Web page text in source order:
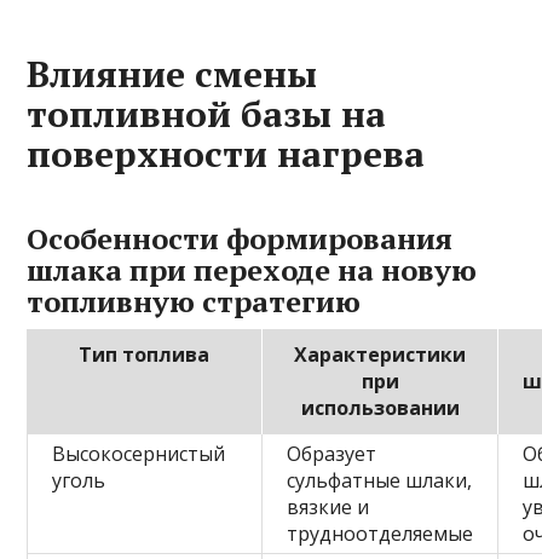
Влияние смены
топливной базы на
поверхности нагрева
Особенности формирования
шлака при переходе на новую
топливную стратегию
Тип топлива
Характеристики
при
использовании
Высокосернистый
уголь
Образует
сульфатные шлаки,
вязкие и
трудноотделяемые